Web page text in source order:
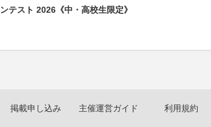
テスト 2026《中・高校生限定》
掲載申し込み 主催運営ガイド 利用規約